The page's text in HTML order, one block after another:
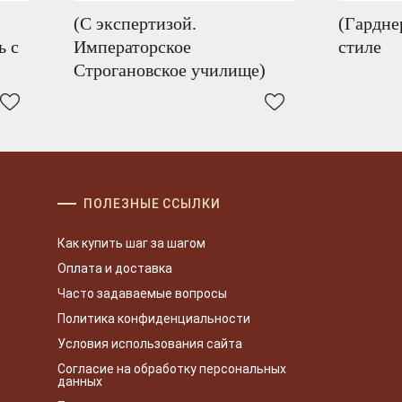
с
(С экспертизой.
Императорское
Строгановское училище)
стиле
ПОЛЕЗНЫЕ ССЫЛКИ
Как купить шаг за шагом
Оплата и доставка
Часто задаваемые вопросы
Политика конфиденциальности
Условия использования сайта
Согласие на обработку персональных
данных